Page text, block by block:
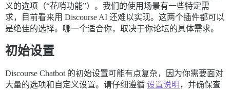
义的选项（“花哨功能”）。我们的使用场景有一些特定需
求，目前看来用 Discourse AI 还难以实现。这两个插件都可以
是绝佳的选择。哪一个适合你，取决于你论坛的具体需求。
初始设置
Discourse Chatbot 的初始设置可能有点复杂，因为你需要面对
大量的选项和自定义设置。请仔细遵循 设置说明 ，并确保查